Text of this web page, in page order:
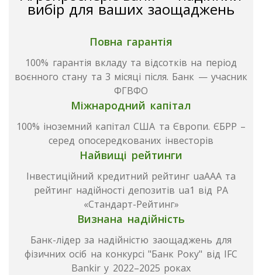
вибір для ваших заощаджень
Повна гарантія
100% гарантія вкладу та відсотків на період
воєнного стану та 3 місяці після. Банк — учасник
ФГВФО
Міжнародний капітал
100% іноземний капітал США та Європи. ЄБРР –
серед опосередкованих інвесторів
Найвищі рейтинги
Інвестиційний кредитний рейтинг uaAAA та
рейтинг надійності депозитів ua1 від РА
«Стандарт-Рейтинг»
Визнана надійність
Банк-лідер за надійністю заощаджень для
фізичних осіб на конкурсі "Банк Року" від IFC
Bankir у 2022–2025 роках